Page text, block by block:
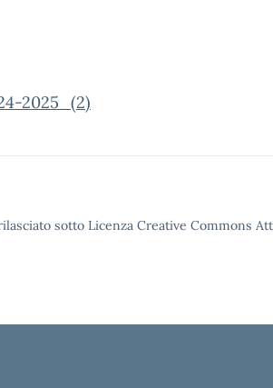
2025_(2)
sotto Licenza Creative Commons